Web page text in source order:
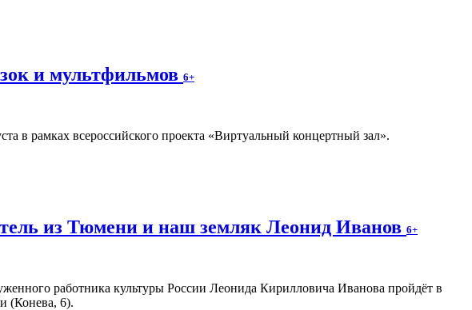
и мультфильмов 6+
в рамках всероссийского проекта «Виртуальный концертный зал».
из Тюмени и наш земляк Леонид Иванов 6+
работника культуры России Леонида Кирилловича Иванова пройдёт в
(Конева, 6).